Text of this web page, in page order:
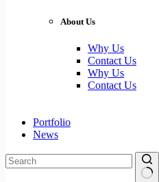
About Us
Why Us
Contact Us
Why Us
Contact Us
Portfolio
News